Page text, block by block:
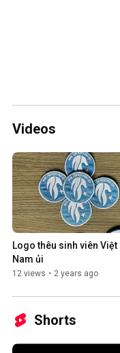
Videos
Logo thêu sinh viên Việt
Nam ủi
12 views • 2 years ago
Shorts